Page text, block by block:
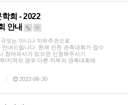
회 - 2022
안내
H
모는 아니나 지부주관으로
내드립니다. 현재 인천 관측대회가 접수
참여의사가 있으면 신청해주시기
/지역의 경우 다른 지부의 관측대회에
2022-08-30